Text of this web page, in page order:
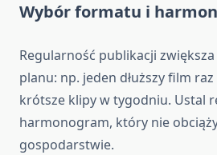
Wybór formatu i
Regularność publikacji
planu: np. jeden dłuższy film
krótsze klipy w tygodniu. Ustal
harmonogram, który nie
gospodarstwie.